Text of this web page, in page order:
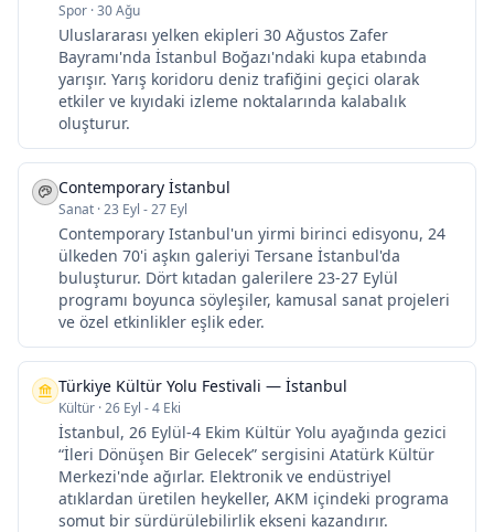
Spor ·30 Ağu
Uluslararası yelken ekipleri 30 Ağustos Zafer
Bayramı'nda İstanbul Boğazı'ndaki kupa etabında
yarışır. Yarış koridoru deniz trafiğini geçici olarak
etkiler ve kıyıdaki izleme noktalarında kalabalık
oluşturur.
Contemporary İstanbul
Sanat ·23 Eyl - 27 Eyl
Contemporary Istanbul'un yirmi birinci edisyonu, 24
ülkeden 70'i aşkın galeriyi Tersane İstanbul'da
buluşturur. Dört kıtadan galerilere 23-27 Eylül
programı boyunca söyleşiler, kamusal sanat projeleri
ve özel etkinlikler eşlik eder.
Türkiye Kültür Yolu Festivali — İstanbul
Kültür ·26 Eyl - 4 Eki
İstanbul, 26 Eylül-4 Ekim Kültür Yolu ayağında gezici
“İleri Dönüşen Bir Gelecek” sergisini Atatürk Kültür
Merkezi'nde ağırlar. Elektronik ve endüstriyel
atıklardan üretilen heykeller, AKM içindeki programa
somut bir sürdürülebilirlik ekseni kazandırır.